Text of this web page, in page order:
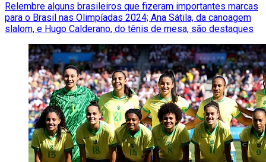
Relembre alguns brasileiros que fizeram importantes marcas
para o Brasil nas Olimpíadas 2024; Ana Sátila, da canoagem
slalom, e Hugo Calderano, do tênis de mesa, são destaques